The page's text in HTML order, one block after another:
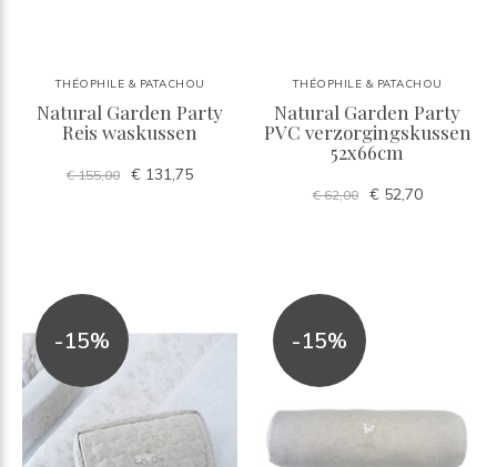
THÉOPHILE & PATACHOU
Natural Garden Party
Reis waskussen
€ 155,00 € 131,75
THÉOPHILE & PATACHOU
Natural Garden Party
PVC verzorgingskussen
52x66cm
€ 62,00 € 52,70
-15% -15%